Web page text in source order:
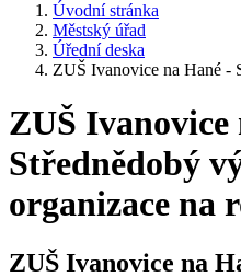
Úvodní stránka
Městský úřad
Úřední deska
ZUŠ Ivanovice na Hané -
ZUŠ Ivanovice
Střednědobý
organizace na
ZUŠ Ivanovice na